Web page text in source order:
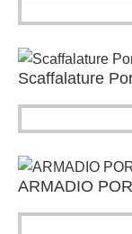
Scaffalature
ARMADIO